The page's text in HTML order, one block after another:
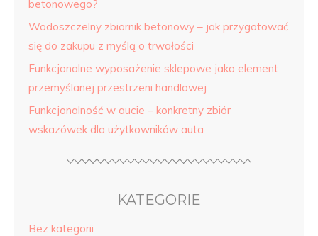
betonowego?
Wodoszczelny zbiornik betonowy – jak przygotować
się do zakupu z myślą o trwałości
Funkcjonalne wyposażenie sklepowe jako element
przemyślanej przestrzeni handlowej
Funkcjonalność w aucie – konkretny zbiór
wskazówek dla użytkowników auta
KATEGORIE
Bez kategorii